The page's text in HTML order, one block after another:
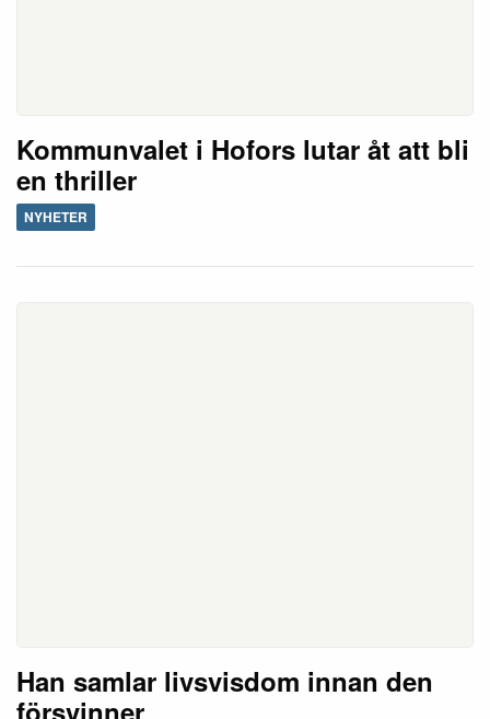
Kommunvalet i Hofors lutar åt att bli
en thriller
NYHETER
Han samlar livsvisdom innan den
försvinner